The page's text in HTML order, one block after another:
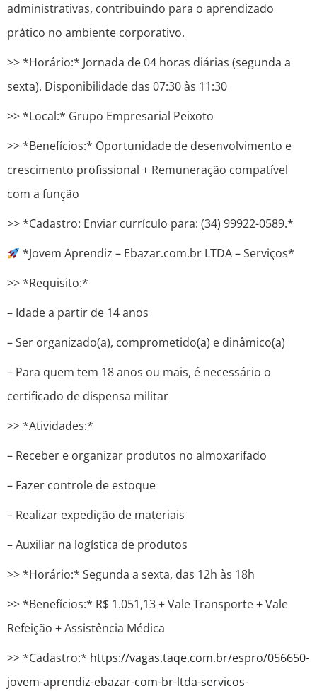
administrativas, contribuindo para o aprendizado
prático no ambiente corporativo.
>> *Horário:* Jornada de 04 horas diárias (segunda a
sexta). Disponibilidade das 07:30 às 11:30
>> *Local:* Grupo Empresarial Peixoto
>> *Benefícios:* Oportunidade de desenvolvimento e
crescimento profissional + Remuneração compatível
com a função
>> *Cadastro: Enviar currículo para: (34) 99922-0589.*
*Jovem Aprendiz – Ebazar.com.br LTDA – Serviços*
>> *Requisito:*
– Idade a partir de 14 anos
– Ser organizado(a), comprometido(a) e dinâmico(a)
– Para quem tem 18 anos ou mais, é necessário o
certificado de dispensa militar
>> *Atividades:*
– Receber e organizar produtos no almoxarifado
– Fazer controle de estoque
– Realizar expedição de materiais
– Auxiliar na logística de produtos
>> *Horário:* Segunda a sexta, das 12h às 18h
>> *Benefícios:* R$ 1.051,13 + Vale Transporte + Vale
Refeição + Assistência Médica
>> *Cadastro:* https://vagas.taqe.com.br/espro/056650-
jovem-aprendiz-ebazar-com-br-ltda-servicos-